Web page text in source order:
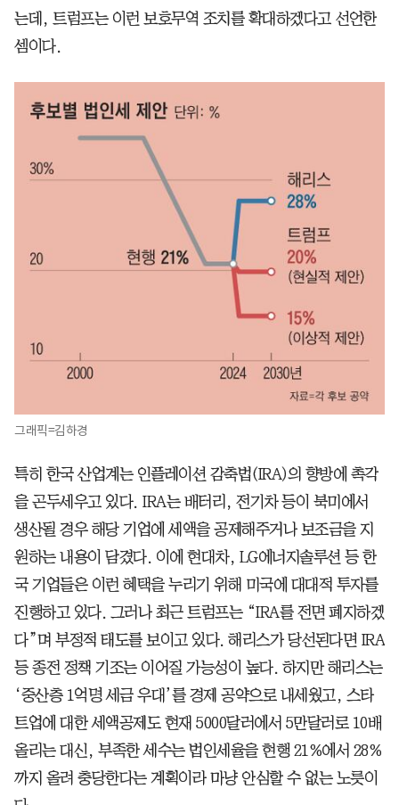
는데, 트럼프는 이런 보호무역 조치를 확대하겠다고 선언한
셈이다.
그래픽=김하경
특히 한국 산업계는 인플레이션 감축법(IRA)의 향방에 촉각
을 곤두세우고 있다. IRA는 배터리, 전기차 등이 북미에서
생산될 경우 해당 기업에 세액을 공제해주거나 보조금을 지
원하는 내용이 담겼다. 이에 현대차, LG에너지솔루션 등 한
국 기업들은 이런 혜택을 누리기 위해 미국에 대대적 투자를
진행하고 있다. 그러나 최근 트럼프는 “IRA를 전면 폐지하겠
다”며 부정적 태도를 보이고 있다. 해리스가 당선된다면 IRA
등 종전 정책 기조는 이어질 가능성이 높다. 하지만 해리스는
‘중산층 1억명 세금 우대’를 경제 공약으로 내세웠고, 스타
트업에 대한 세액공제도 현재 5000달러에서 5만달러로 10배
올리는 대신, 부족한 세수는 법인세율을 현행 21%에서 28%
까지 올려 충당한다는 계획이라 마냥 안심할 수 없는 노릇이